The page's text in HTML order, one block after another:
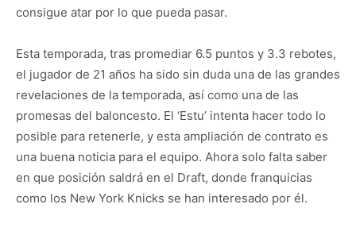
consigue atar por lo que pueda pasar.
Esta temporada, tras promediar 6.5 puntos y 3.3 rebotes,
el jugador de 21 años ha sido sin duda una de las grandes
revelaciones de la temporada, así como una de las
promesas del baloncesto. El ‘Estu’ intenta hacer todo lo
posible para retenerle, y esta ampliación de contrato es
una buena noticia para el equipo. Ahora solo falta saber
en que posición saldrá en el Draft, donde franquicias
como los New York Knicks se han interesado por él.